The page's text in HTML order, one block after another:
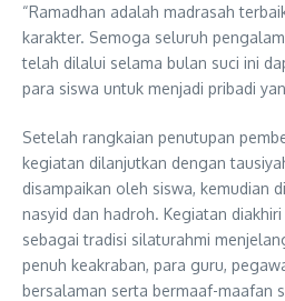
“Ramadhan adalah madrasah
karakter. Semoga seluruh
telah dilalui selama bulan suci ini
para siswa untuk menjadi pribadi
Setelah rangkaian penutupan
kegiatan dilanjutkan dengan
disampaikan oleh siswa, kemudian
nasyid dan hadroh. Kegiatan
sebagai tradisi silaturahmi
penuh keakraban, para guru,
bersalaman serta bermaaf-maafan